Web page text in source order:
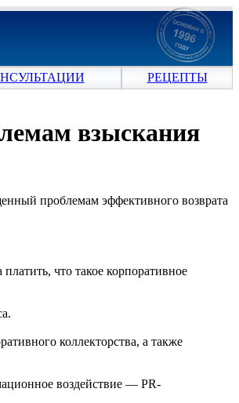
РЕЦЕПТЫ
взыскания
проблемам эффективного возврата
что такое корпоративное
коллекторства, а также
воздействие — PR-